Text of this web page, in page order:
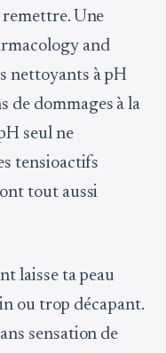
remettre. Une
and
nettoyants à pH
de dommages à la
seul ne
tensioactifs
tout aussi
laisse ta peau
ou trop décapant.
sensation de